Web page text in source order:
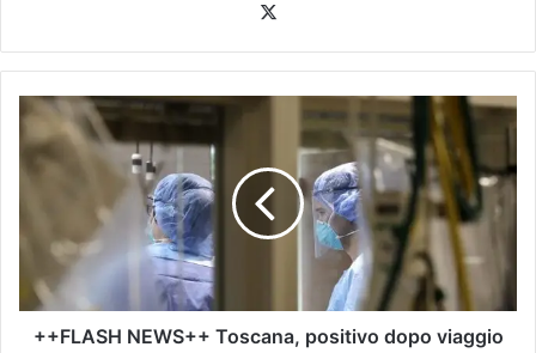
++FLASH NEWS++ Toscana, positivo dopo viaggio